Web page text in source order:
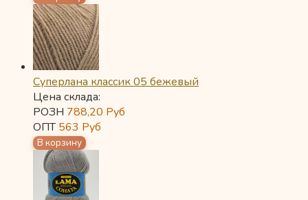
Суперлана классик 05 бежевый
Цена склада:
РОЗН 788,20 Руб
ОПТ563 Руб